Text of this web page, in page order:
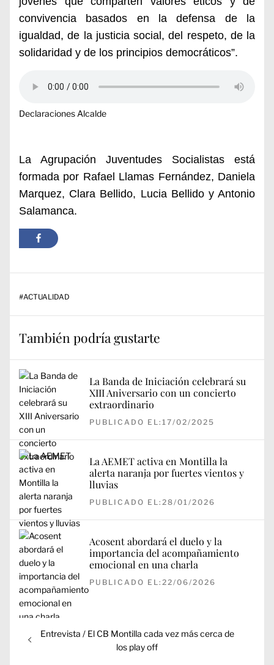
convivencia basados en la defensa de la
igualdad, de la justicia social, del respeto, de la
solidaridad y de los principios democráticos”.
Declaraciones Alcalde
La Agrupación Juventudes Socialistas está
formada por Rafael Llamas Fernández, Daniela
Marquez, Clara Bellido, Lucia Bellido y Antonio
Salamanca.
#ACTUALIDAD
También podría gustarte
La Banda de Iniciación celebrará su
XIII Aniversario con un concierto
extraordinario
PUBLICADO EL:17/02/2025
La AEMET activa en Montilla la
alerta naranja por fuertes vientos y
lluvias
PUBLICADO EL:28/01/2026
Acosent abordará el duelo y la
importancia del acompañamiento
emocional en una charla
PUBLICADO EL:22/06/2026
Navegación
de
Entrada
Entrevista / El CB Montilla cada vez más cerca de
los play off